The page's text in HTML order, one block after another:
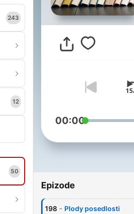
243
12
50
00:00
Epizode
198 - Plody posedlosti